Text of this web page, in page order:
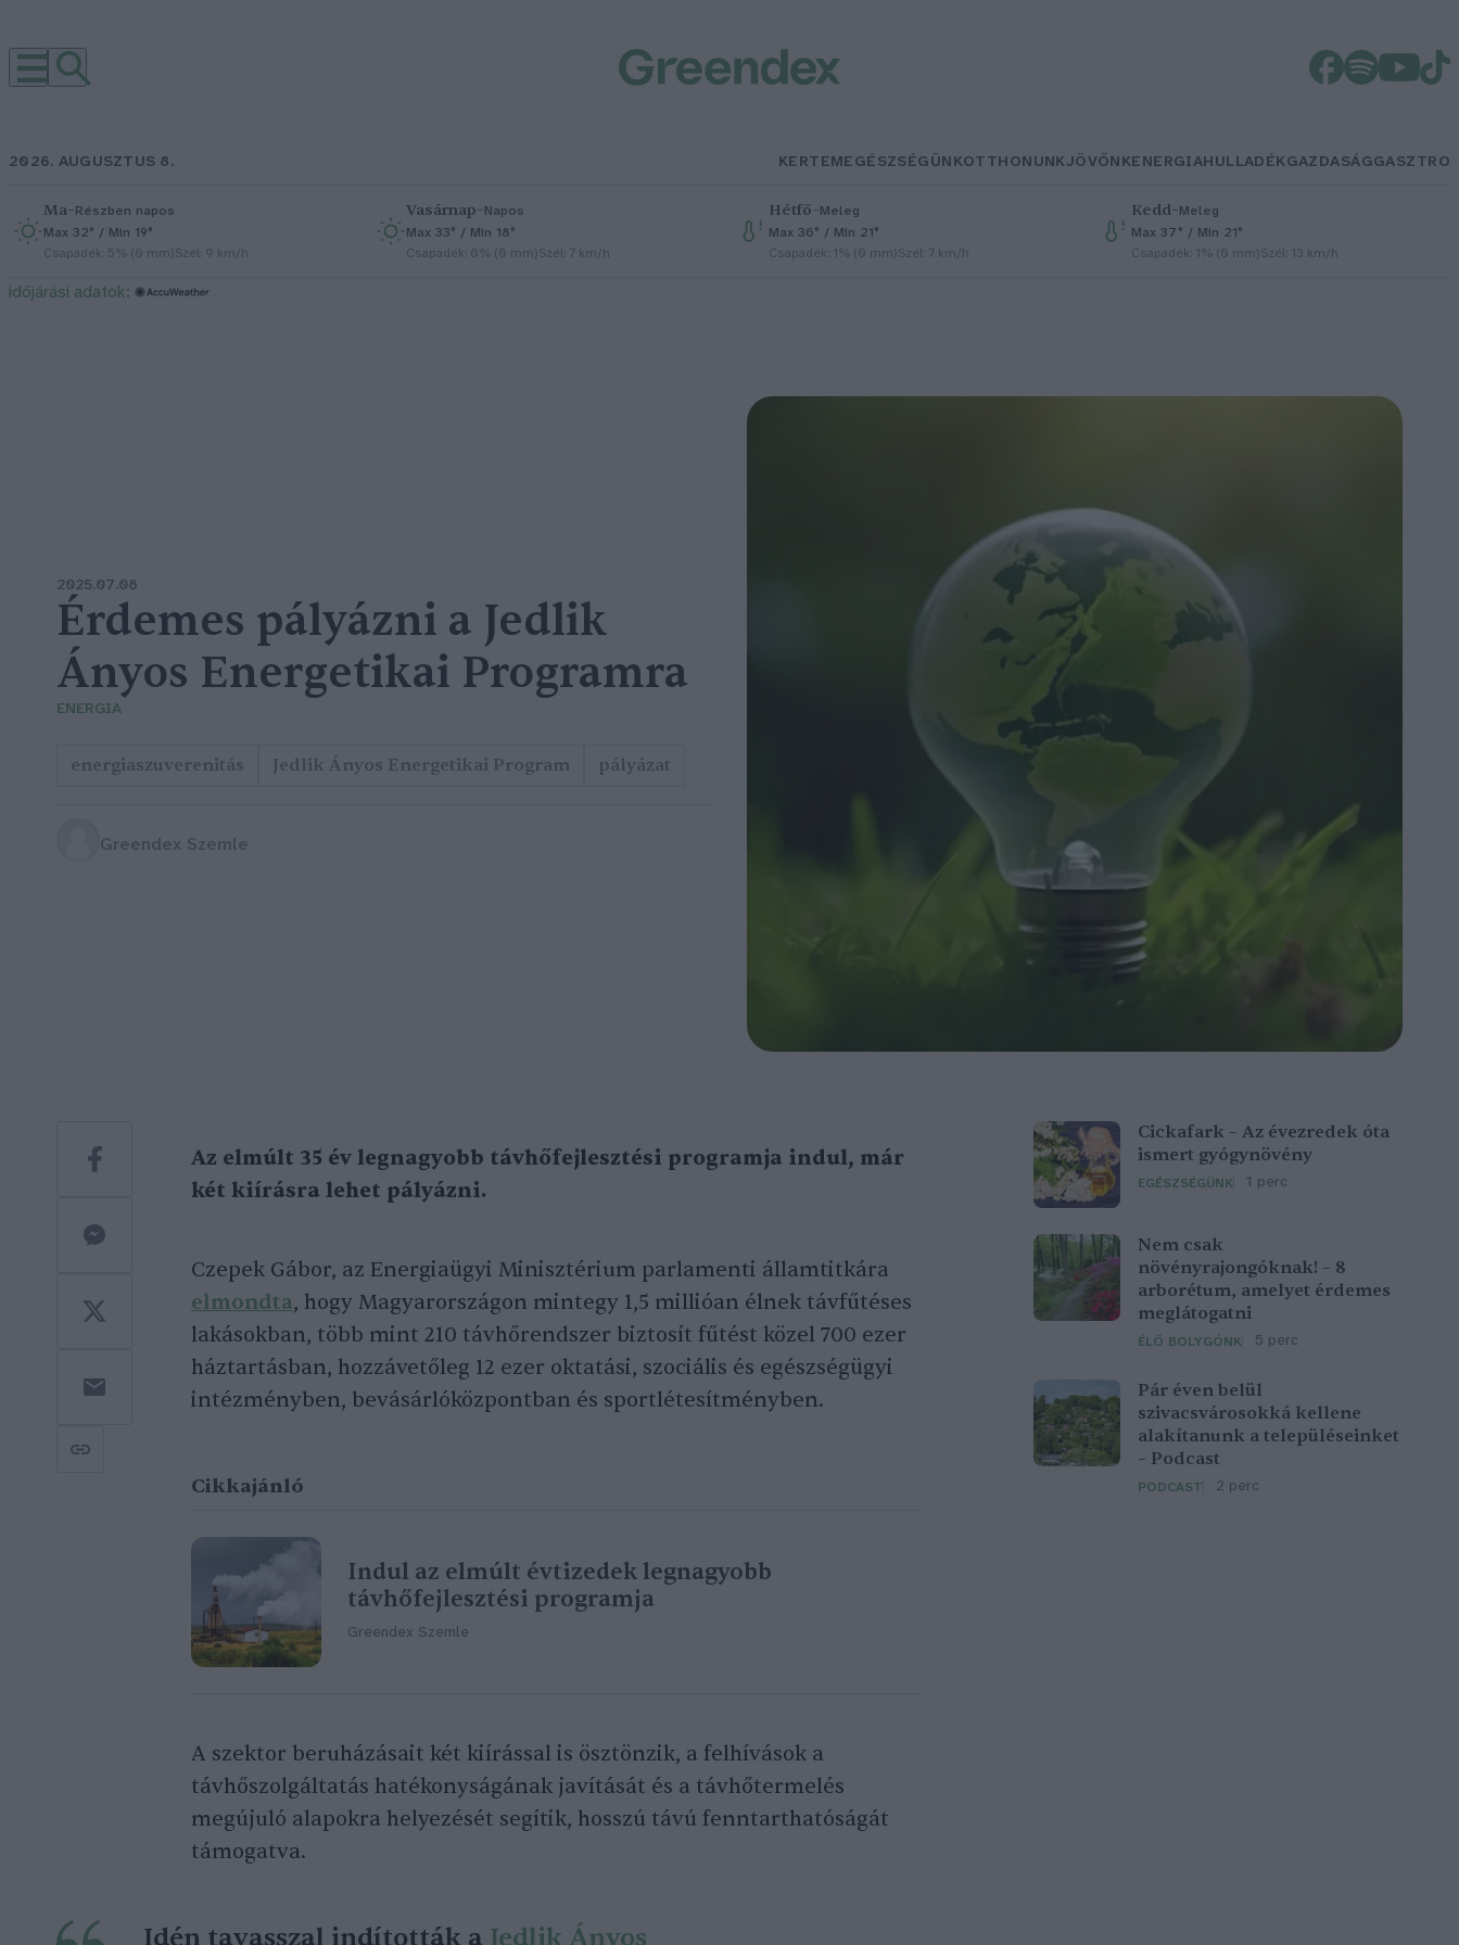
2026. AUGUSZTUS 8. KERTEMEGÉSZSÉGÜNKOTTHONUNKJÖVŐNKENERGIAHULLADÉKGAZDASÁGGASZTRO
Ma–Részben napos
Max 32° / Min 19°
Csapadék: 5% (0 mm)Szél: 9 km/h
Vasárnap–Napos
Max 33° / Min 18°
Csapadék: 0% (0 mm)Szél: 7 km/h
Hétfő–Meleg
Max 36° / Min 21°
Csapadék: 1% (0 mm)Szél: 7 km/h
Kedd–Meleg
Max 37° / Min 21°
Csapadék: 1% (0 mm)Szél: 13 km/h
időjárási adatok:
2025.07.08
Érdemes pályázni a Jedlik
Ányos Energetikai Programra
ENERGIA
energiaszuverenitás Jedlik Ányos Energetikai Program pályázat
Greendex Szemle
Az elmúlt 35 év legnagyobb távhőfejlesztési programja indul, már
két kiírásra lehet pályázni.
Czepek Gábor, az Energiaügyi Minisztérium parlamenti államtitkára
elmondta, hogy Magyarországon mintegy 1,5 millióan élnek távfűtéses
lakásokban, több mint 210 távhőrendszer biztosít fűtést közel 700 ezer
háztartásban, hozzávetőleg 12 ezer oktatási, szociális és egészségügyi
intézményben, bevásárlóközpontban és sportlétesítményben.
Cikkajánló
Indul az elmúlt évtizedek legnagyobb
távhőfejlesztési programja
Greendex Szemle
A szektor beruházásait két kiírással is ösztönzik, a felhívások a
távhőszolgáltatás hatékonyságának javítását és a távhőtermelés
megújuló alapokra helyezését segítik, hosszú távú fenntarthatóságát
támogatva.
Idén tavasszal indították a Jedlik Ányos
Cickafark – Az évezredek óta
ismert gyógynövény
EGÉSZSÉGÜNK 1 perc
Nem csak
növényrajongóknak! – 8
arborétum, amelyet érdemes
meglátogatni
ÉLŐ BOLYGÓNK 5 perc
Pár éven belül
szivacsvárosokká kellene
alakítanunk a településeinket
– Podcast
PODCAST 2 perc